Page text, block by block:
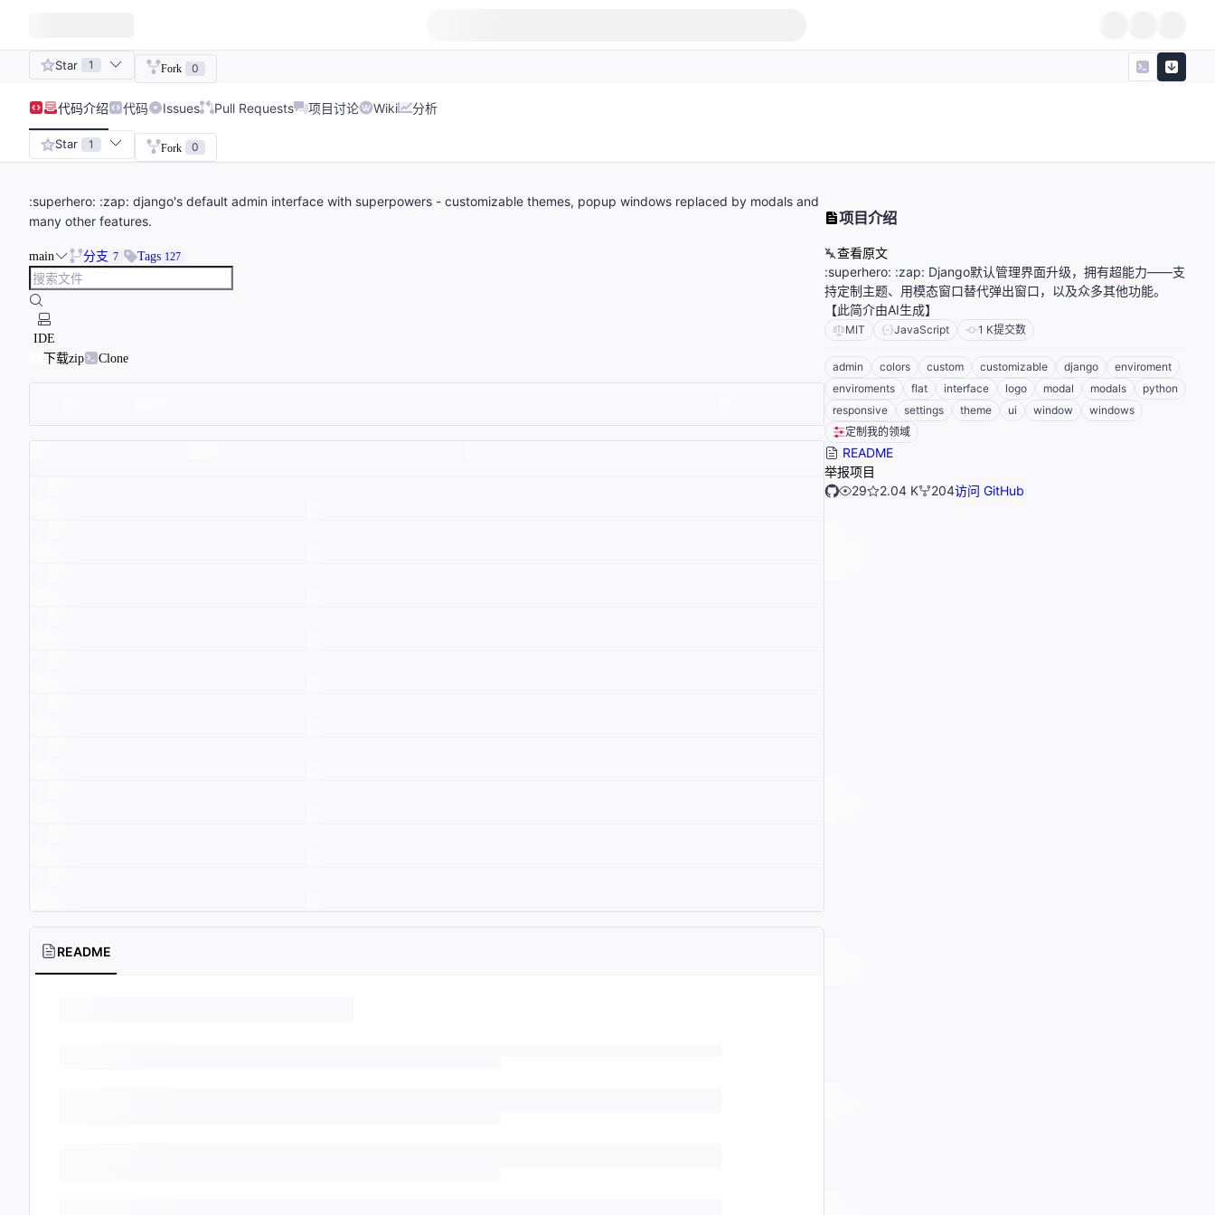
Star 1 Fork 0
代码介绍 代码 Issues Pull Requests 项目讨论 Wiki 分析
Star 1 Fork 0
:superhero: :zap: django's default admin interface with superpowers - customizable themes, popup windows replaced by modals and
many other features.
main 分支 7 Tags 127
IDE
下载zip
Clone
README
项目介绍
查看原文
:superhero: :zap: Django默认管理界面升级，拥有超能力——支
持定制主题、用模态窗口替代弹出窗口，以及众多其他功能。
【此简介由AI生成】
MIT JavaScript 1 K提交数
admin colors custom customizable django
enviroment
enviroments
flat interface logo modal modals
python
responsive
settings theme ui window
windows
定制我的领域
README
举报项目
29
2.04 K 204访问 GitHub